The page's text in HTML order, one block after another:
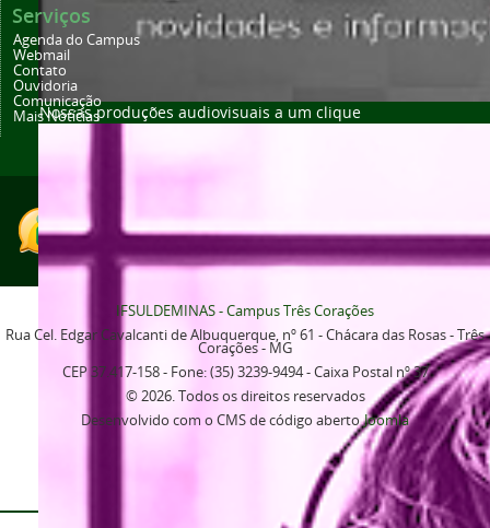
Nossas produções audiovisuais a um clique
Serviços
Agenda do Campus
Webmail
Contato
Ouvidoria
Comunicação
Mais Notícias
IFSULDEMINAS - Campus Três Corações
Rua Cel. Edgar Cavalcanti de Albuquerque, nº 61 - Chácara das Rosas - Três
Corações - MG
CEP 37.417-158 - Fone: (35) 3239-9494 - Caixa Postal nº 37
© 2026. Todos os direitos reservados
Desenvolvido com o CMS de código abertoJoomla
Voltar para o topo